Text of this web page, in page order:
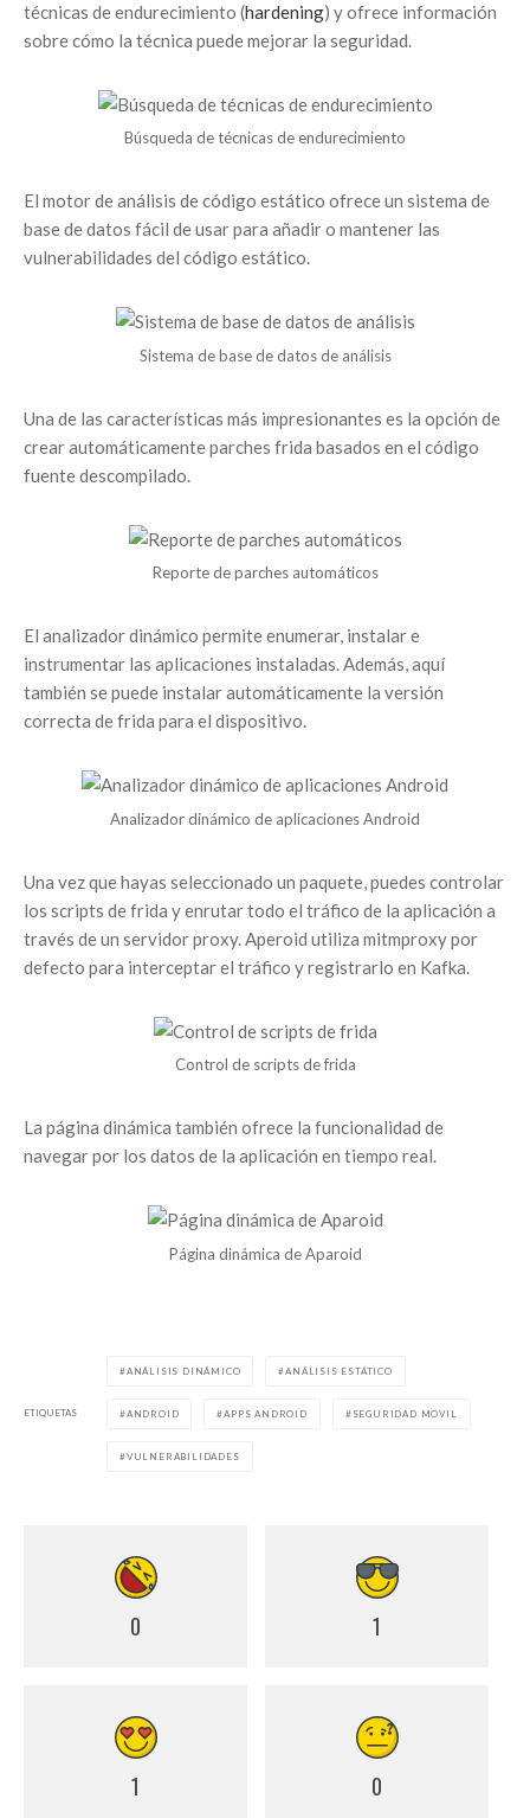
técnicas de endurecimiento (hardening) y ofrece información
sobre cómo la técnica puede mejorar la seguridad.
Búsqueda de técnicas de endurecimiento
El motor de análisis de código estático ofrece un sistema de
base de datos fácil de usar para añadir o mantener las
vulnerabilidades del código estático.
Sistema de base de datos de análisis
Una de las características más impresionantes es la opción de
crear automáticamente parches frida basados en el código
fuente descompilado.
Reporte de parches automáticos
El analizador dinámico permite enumerar, instalar e
instrumentar las aplicaciones instaladas. Además, aquí
también se puede instalar automáticamente la versión
correcta de frida para el dispositivo.
Analizador dinámico de aplicaciones Android
Una vez que hayas seleccionado un paquete, puedes controlar
los scripts de frida y enrutar todo el tráfico de la aplicación a
través de un servidor proxy. Aperoid utiliza mitmproxy por
defecto para interceptar el tráfico y registrarlo en Kafka.
Control de scripts de frida
La página dinámica también ofrece la funcionalidad de
navegar por los datos de la aplicación en tiempo real.
Página dinámica de Aparoid
ETIQUETAS
ANÁLISIS DINÁMICO ANÁLISIS ESTÁTICO
ANDROID APPS ANDROID SEGURIDAD MOVIL
VULNERABILIDADES
0 1
1 0